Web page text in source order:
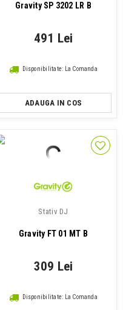
Gravity SP 3202 LR B
491 Lei
Disponibilitate: La Comanda
ADAUGA IN COS
Stativ DJ
Gravity FT 01 MT B
309 Lei
Disponibilitate: La Comanda